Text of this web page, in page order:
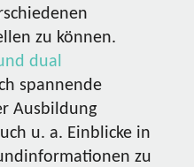
zu können.
dual
spannende
Ausbildung
u. a. Einblicke in
zu